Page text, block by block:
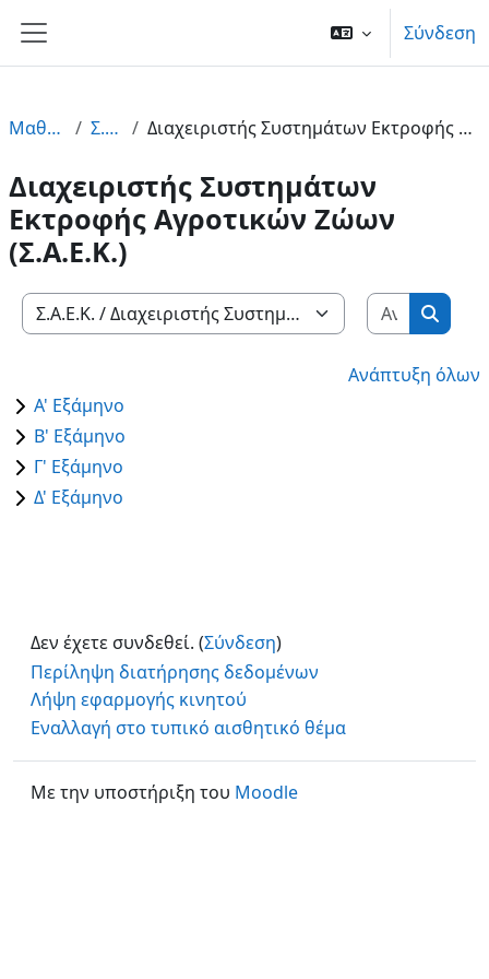
Πλευρικός πίνακας
Σύνδεση
Μαθήματα Σ.Α.Ε.Κ. Διαχειριστής Συστημάτων Εκτροφής Αγροτικών Ζώων (Σ.Α.Ε.Κ.)
Διαχειριστής Συστημάτων
Εκτροφής Αγροτικών Ζώων
(Σ.Α.Ε.Κ.)
Κατηγορίες μαθημάτων
Ανάπτυξη όλων
Α' Εξάμηνο
Β' Εξάμηνο
Γ' Εξάμηνο
Δ' Εξάμηνο
Δεν έχετε συνδεθεί. (Σύνδεση)
Περίληψη διατήρησης δεδομένων
Λήψη εφαρμογής κινητού
Εναλλαγή στο τυπικό αισθητικό θέμα
Με την υποστήριξη του Moodle